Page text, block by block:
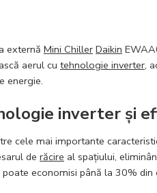
externă Mini Chiller Daikin
aerul cu tehnologie inverter,
energie.
inverter și
cele mai importante
de răcire al spațiului,
poate economisi până la 30% din